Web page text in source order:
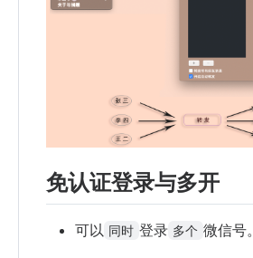
免认证登录与多开
可以 同时 登录 多个 微信号。